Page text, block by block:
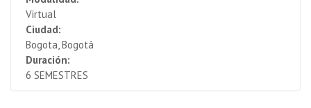
Virtual
Ciudad:
Bogota, Bogotá
Duración:
6 SEMESTRES